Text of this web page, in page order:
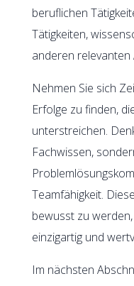
beruflichen
Tätigkeiten,
anderen relevanten
Nehmen Sie sich
Erfolge zu finden,
unterstreichen.
Fachwissen,
Teamfähigkeit.
bewusst zu
einzigartig und
Im nächsten